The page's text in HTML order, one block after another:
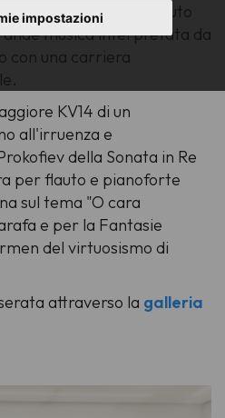
impostazioni
e da ARCoPu ha vissuto
musica interpretata da
con una carriera
KV14 di un
all'irruenza e
della Sonata in Re
per flauto e pianoforte
sul tema "O cara
e per la Fantasie
del virtuosismo di
attraverso la galleria